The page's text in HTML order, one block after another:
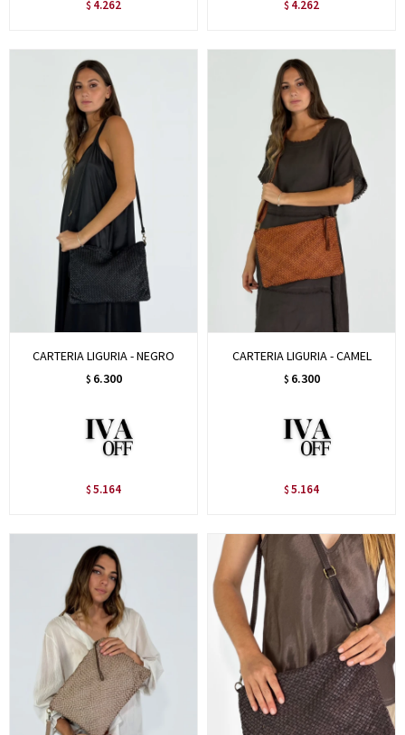
$ 4.262 $ 4.262
CARTERIA LIGURIA - NEGRO
$ 6.300
$ 5.164
CARTERIA LIGURIA - CAMEL
$ 6.300
$ 5.164